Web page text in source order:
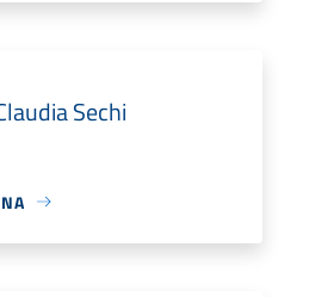
Sechi